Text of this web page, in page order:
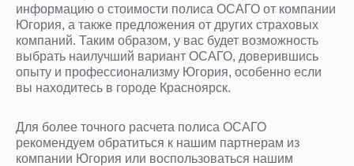
информацию о стоимости полиса ОСАГО от компании
Югория, а также предложения от других страховых
компаний. Таким образом, у вас будет возможность
выбрать наилучший вариант ОСАГО, доверившись
опыту и профессионализму Югория, особенно если
вы находитесь в городе Красноярск.
Для более точного расчета полиса ОСАГО
рекомендуем обратиться к нашим партнерам из
компании Югория или воспользоваться нашим